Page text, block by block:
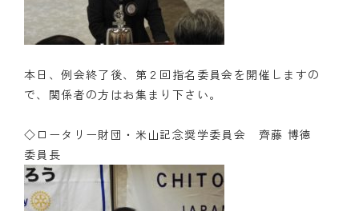
本日、例会終了後、第２回指名委員会を開催しますの
で、関係者の方はお集まり下さい。
◇ロータリー財団・米山記念奨学委員会 齊藤 博徳
委員長